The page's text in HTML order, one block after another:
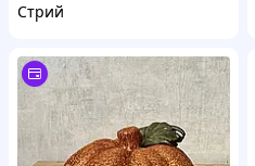
Стрий